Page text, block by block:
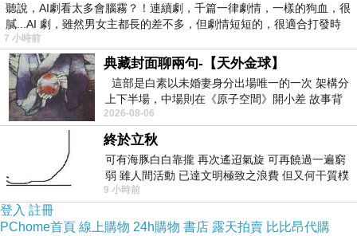
聽說，AI劇看太多會腦霧？！連續劇，千篇一律劇情，一樣的狗血，很
膩...AI 劇，雖然男女主都長的差不多，但劇情短短的，很適合打發時
7 小時前
典藏封面聊兩句-【天外金球】
這部是白素以未婚妻身分出場唯一的一次 架構分
上下半場，中場則在《原子空間》開小差 故事背
景影射西藏境外流亡 地下組織
2026-08-06
終於立秋
可有海豚白白靠攏 再次遙迢氣旋 可再饒過一遍窮
弱 雖人間活動 已達文明極致之浪費 但又何干質樸
者 只能白白陪葬
9 小時前
登入 註冊
PChome首頁 線上購物 24h購物 書店 露天拍賣 比比昂代購